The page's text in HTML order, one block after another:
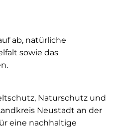
ab, natürliche
sowie das
Naturschutz und
Neustadt an der
eine nachhaltige